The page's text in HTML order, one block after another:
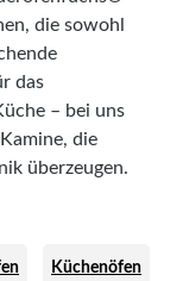
die sowohl
das
– bei uns
die
überzeugen.
Küchenöfen